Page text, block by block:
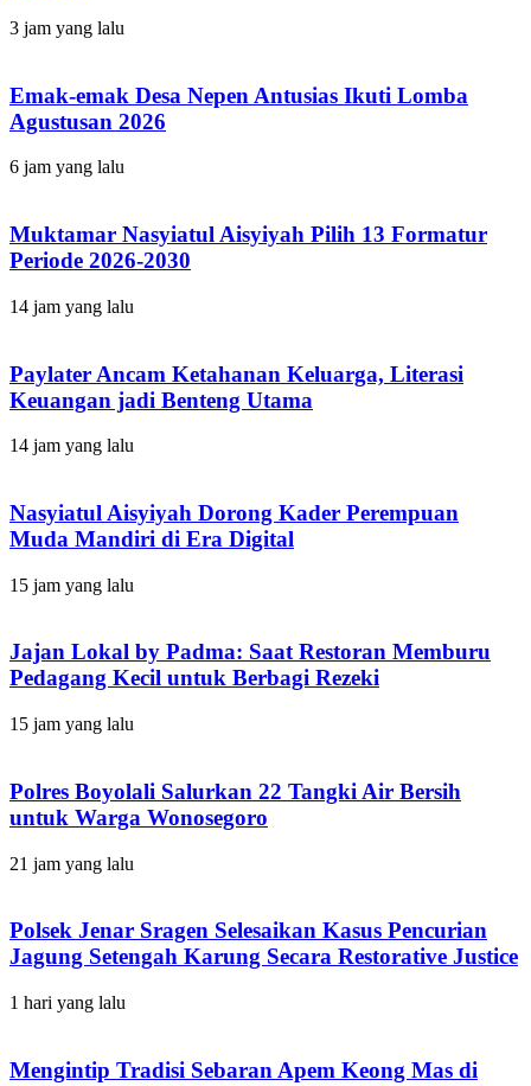
3 jam yang lalu
Emak-emak Desa Nepen Antusias Ikuti Lomba
Agustusan 2026
6 jam yang lalu
Muktamar Nasyiatul Aisyiyah Pilih 13 Formatur
Periode 2026-2030
14 jam yang lalu
Paylater Ancam Ketahanan Keluarga, Literasi
Keuangan jadi Benteng Utama
14 jam yang lalu
Nasyiatul Aisyiyah Dorong Kader Perempuan
Muda Mandiri di Era Digital
15 jam yang lalu
Jajan Lokal by Padma: Saat Restoran Memburu
Pedagang Kecil untuk Berbagi Rezeki
15 jam yang lalu
Polres Boyolali Salurkan 22 Tangki Air Bersih
untuk Warga Wonosegoro
21 jam yang lalu
Polsek Jenar Sragen Selesaikan Kasus Pencurian
Jagung Setengah Karung Secara Restorative Justice
1 hari yang lalu
Mengintip Tradisi Sebaran Apem Keong Mas di